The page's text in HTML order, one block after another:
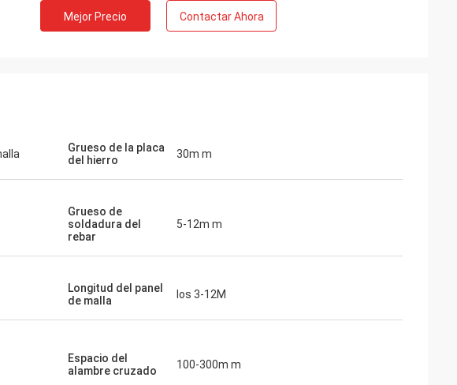
Mejor Precio Contactar Ahora
Grueso de la placa
del hierro
30m m
Grueso de
soldadura del
rebar
5-12m m
Longitud del panel
de malla
los 3-12M
Espacio del
alambre cruzado
100-300m m